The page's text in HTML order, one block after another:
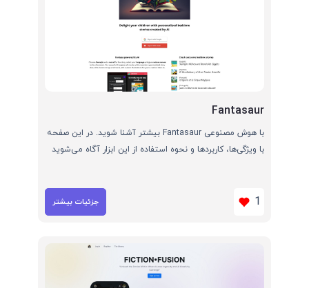
Fantasaur
با هوش مصنوعی Fantasaur بیشتر آشنا شوید. در این صفحه
با ویژگی‌ها، کاربردها و نحوه استفاده از این ابزار آگاه می‌شوید
1 جزئیات بیشتر